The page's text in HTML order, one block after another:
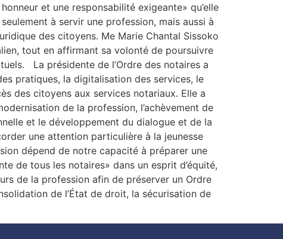
et une responsabilité exigeante» qu’elle
à servir une profession, mais aussi à
des citoyens. Me Marie Chantal Sissoko
tout en affirmant sa volonté de poursuivre
La présidente de l’Ordre des notaires a
pratiques, la digitalisation des services, le
des citoyens aux services notariaux. Elle a
de la profession, l’achèvement de
et le développement du dialogue et de la
une attention particulière à la jeunesse
dépend de notre capacité à préparer une
de tous les notaires» dans un esprit d’équité,
de la profession afin de préserver un Ordre
de l’État de droit, la sécurisation de